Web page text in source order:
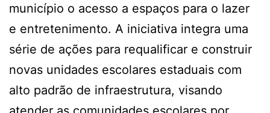
município o acesso a espaços para o lazer
e entretenimento. A iniciativa integra uma
série de ações para requalificar e construir
novas unidades escolares estaduais com
alto padrão de infraestrutura, visando